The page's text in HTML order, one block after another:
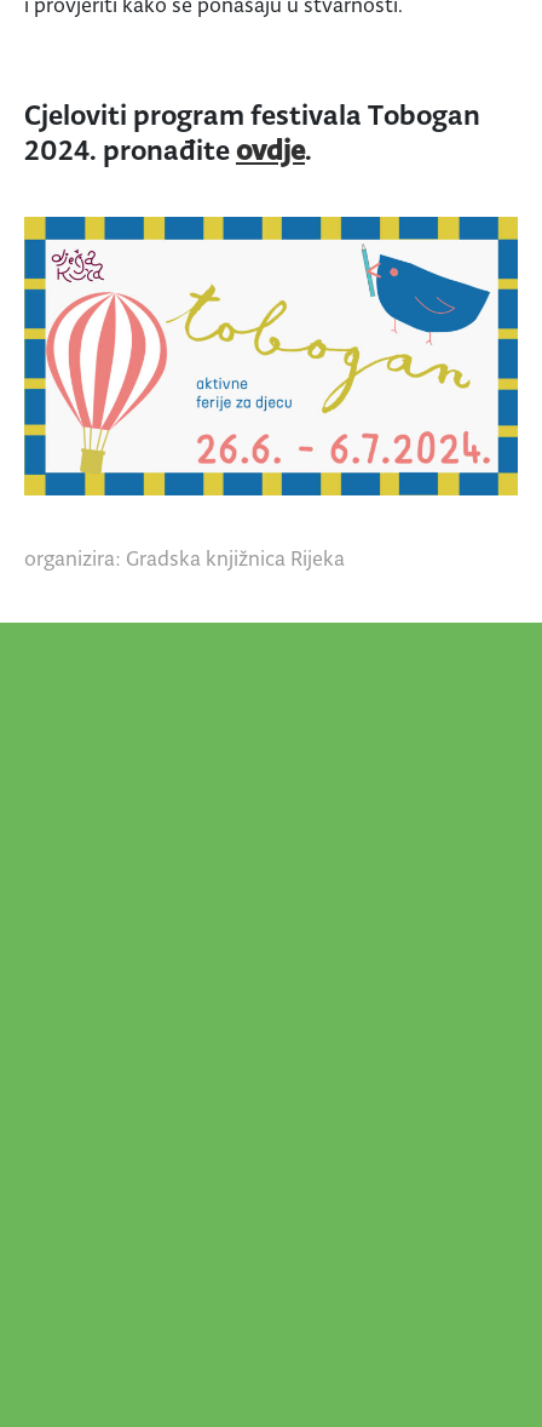
Cjeloviti program festivala Tobogan
2024. pronađiteovdje.
organizira: Gradska knjižnica Rijeka